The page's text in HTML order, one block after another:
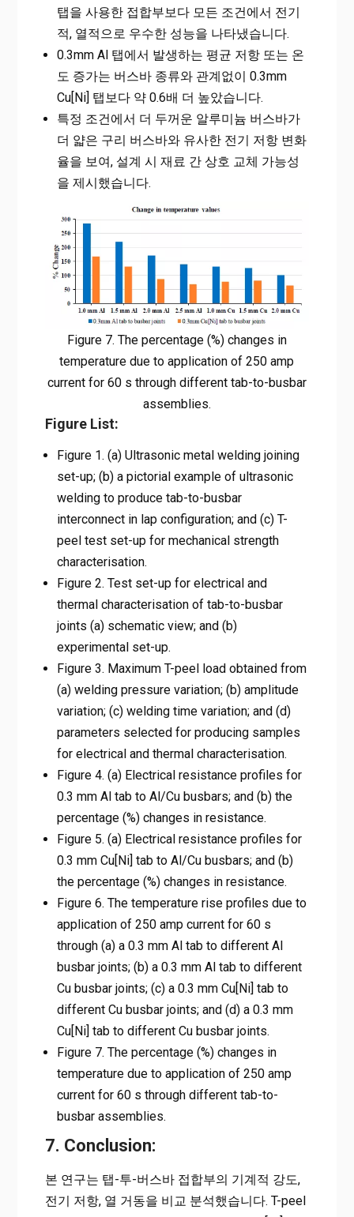
탭을 사용한 접합부보다 모든 조건에서 전기
적, 열적으로 우수한 성능을 나타냈습니다.
0.3mm Al 탭에서 발생하는 평균 저항 또는 온
도 증가는 버스바 종류와 관계없이 0.3mm
Cu[Ni] 탭보다 약 0.6배 더 높았습니다.
특정 조건에서 더 두꺼운 알루미늄 버스바가
더 얇은 구리 버스바와 유사한 전기 저항 변화
율을 보여, 설계 시 재료 간 상호 교체 가능성
을 제시했습니다.
Figure 7. The percentage (%) changes in
temperature due to application of 250 amp
current for 60 s through different tab-to-busbar
assemblies.
Figure List:
Figure 1. (a) Ultrasonic metal welding joining
set-up; (b) a pictorial example of ultrasonic
welding to produce tab-to-busbar
interconnect in lap configuration; and (c) T-
peel test set-up for mechanical strength
characterisation.
Figure 2. Test set-up for electrical and
thermal characterisation of tab-to-busbar
joints (a) schematic view; and (b)
experimental set-up.
Figure 3. Maximum T-peel load obtained from
(a) welding pressure variation; (b) amplitude
variation; (c) welding time variation; and (d)
parameters selected for producing samples
for electrical and thermal characterisation.
Figure 4. (a) Electrical resistance profiles for
0.3 mm Al tab to Al/Cu busbars; and (b) the
percentage (%) changes in resistance.
Figure 5. (a) Electrical resistance profiles for
0.3 mm Cu[Ni] tab to Al/Cu busbars; and (b)
the percentage (%) changes in resistance.
Figure 6. The temperature rise profiles due to
application of 250 amp current for 60 s
through (a) a 0.3 mm Al tab to different Al
busbar joints; (b) a 0.3 mm Al tab to different
Cu busbar joints; (c) a 0.3 mm Cu[Ni] tab to
different Cu busbar joints; and (d) a 0.3 mm
Cu[Ni] tab to different Cu busbar joints.
Figure 7. The percentage (%) changes in
temperature due to application of 250 amp
current for 60 s through different tab-to-
busbar assemblies.
7. Conclusion:
본 연구는 탭-투-버스바 접합부의 기계적 강도,
전기 저항, 열 거동을 비교 분석했습니다. T-peel